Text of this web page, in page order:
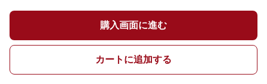
購入画面に進む
カートに追加する